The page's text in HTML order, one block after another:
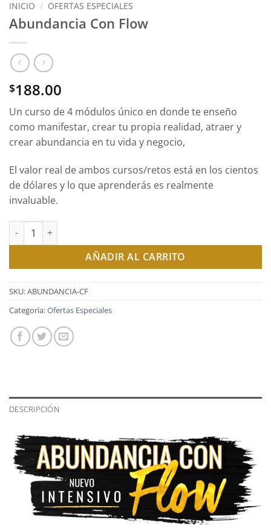
INICIO / OFERTAS ESPECIALES
Abundancia Con Flow
$188.00
Un curso de 4 módulos único en donde te enseño
como manifestar, crear tu propia realidad, atraer y
crear abundancia en tu vida y negocio,
El valor real de ambos cursos/retos está en los cientos
de dólares y lo que aprenderás es realmente
invaluable.
Abundancia Con Flow cantidad
AÑADIR AL CARRITO
SKU:ABUNDANCIA-CF
Categoría:Ofertas Especiales
DESCRIPCIÓN